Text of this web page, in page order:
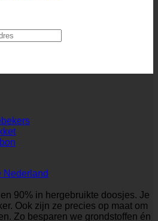
Nederland
90% in hergebruikte doosjes. Je
Ook zijn ze precies op maat om
Zo besparen we grondstoffen én